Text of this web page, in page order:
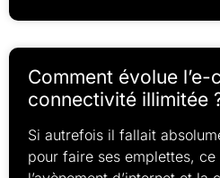
Comment évolue
connectivité illimitée
Si autrefois il fallait
pour faire ses emplettes, ce